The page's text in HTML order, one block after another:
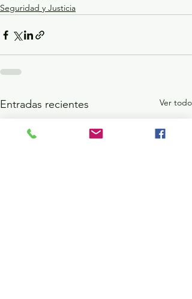
Seguridad y Justicia
Entradas recientes Ver todo